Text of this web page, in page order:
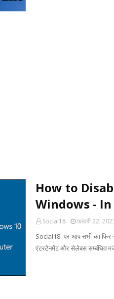
How to
Windows -
Social18 फ़रवरी 22,
Social18 पर आप सभी का फिर
एंटरटेनमेंट और सेलेबस सम्बंधित